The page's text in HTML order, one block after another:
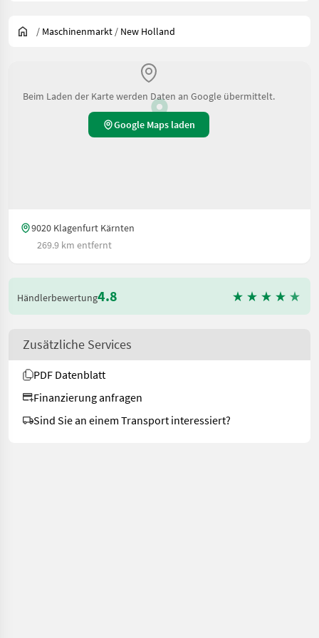
/ Maschinenmarkt / New Holland
Beim Laden der Karte werden Daten an Google übermittelt.
Google Maps laden
9020 Klagenfurt Kärnten
269.9 km entfernt
Händlerbewertung4.8
Zusätzliche Services
PDF Datenblatt
Finanzierung anfragen
Sind Sie an einem Transport interessiert?